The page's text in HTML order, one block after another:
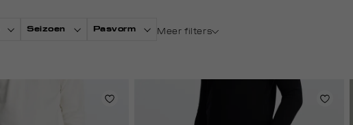
Seizoen Pasvorm Meer filters